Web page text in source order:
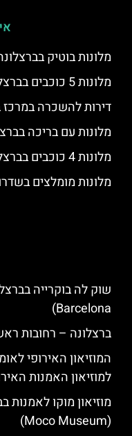
מלונות בוטיק
מלונות 5 כוכבים בברצלונה – בתי מלון יוקרתיים
דירות להשכרה במרכז
מלונות עם בריכה
מלונות 4 כוכבים בברצלונה
מלונות מומלצים
Barcelona)
ברצלונה – רחובות
המוזיאון האירופי
למוזיאון האמנות
מוזיאון מוקו לאמנות
(Moco Museum)